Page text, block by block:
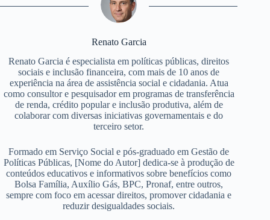
Renato Garcia
Renato Garcia é especialista em políticas públicas, direitos
sociais e inclusão financeira, com mais de 10 anos de
experiência na área de assistência social e cidadania. Atua
como consultor e pesquisador em programas de transferência
de renda, crédito popular e inclusão produtiva, além de
colaborar com diversas iniciativas governamentais e do
terceiro setor.
Formado em Serviço Social e pós-graduado em Gestão de
Políticas Públicas, [Nome do Autor] dedica-se à produção de
conteúdos educativos e informativos sobre benefícios como
Bolsa Família, Auxílio Gás, BPC, Pronaf, entre outros,
sempre com foco em acessar direitos, promover cidadania e
reduzir desigualdades sociais.